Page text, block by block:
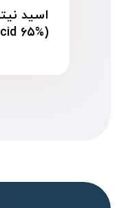
(Nitric acid ۶۵%)